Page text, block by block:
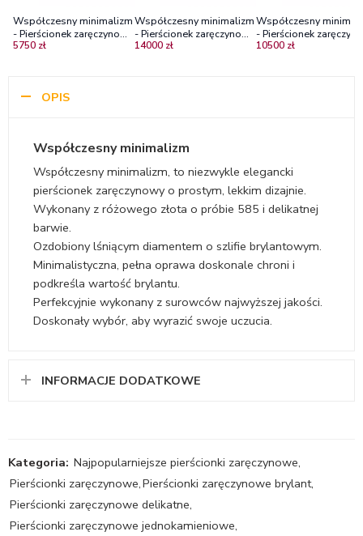
Współczesny minimalizm
- Pierścionek zaręczynowy
Diamond Sky z różowego
5750 zł
Współczesny minimalizm
- Pierścionek zaręczynowy
z różowego złota z
14000 zł
Współczesny
- Pierścionek
Diamond Sky, różowe
10500 zł
OPIS
Współczesny minimalizm
Współczesny minimalizm, to niezwykle elegancki
pierścionek zaręczynowy o prostym, lekkim dizajnie.
Wykonany z różowego złota o próbie 585 i delikatnej
barwie.
Ozdobiony lśniącym diamentem o szlifie brylantowym.
Minimalistyczna, pełna oprawa doskonale chroni i
podkreśla wartość brylantu.
Perfekcyjnie wykonany z surowców najwyższej jakości.
Doskonały wybór, aby wyrazić swoje uczucia.
INFORMACJE DODATKOWE
Kategoria: Najpopularniejsze pierścionki zaręczynowe,
Pierścionki zaręczynowe,Pierścionki zaręczynowe brylant,
Pierścionki zaręczynowe delikatne,
Pierścionki zaręczynowe jednokamieniowe,